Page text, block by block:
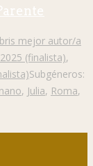
mejor autor/a
(finalista),
Subgéneros:
, Julia, Roma,